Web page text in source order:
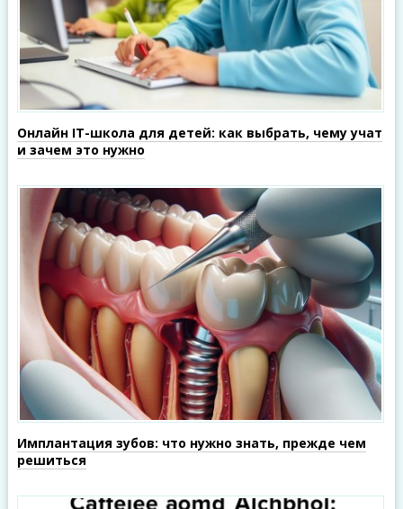
Онлайн IT-школа для детей: как выбрать, чему учат
и зачем это нужно
Имплантация зубов: что нужно знать, прежде чем
решиться